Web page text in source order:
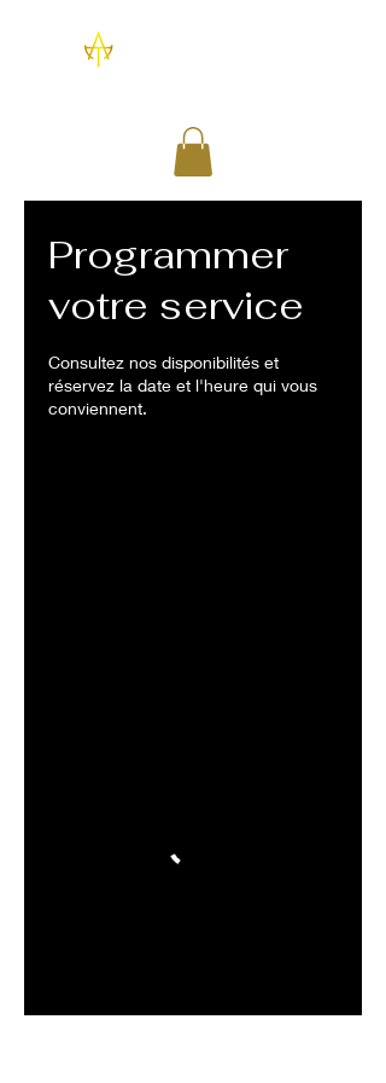
Programmer
votre service
Consultez nos disponibilités et
réservez la date et l'heure qui vous
conviennent.